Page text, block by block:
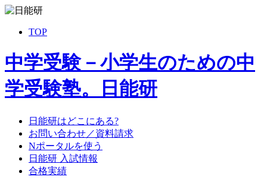
TOP
中学受験－小学生のための中
学受験塾。日能研
日能研はどこにある?
お問い合わせ／資料請求
Nポータルを使う
日能研 入試情報
合格実績